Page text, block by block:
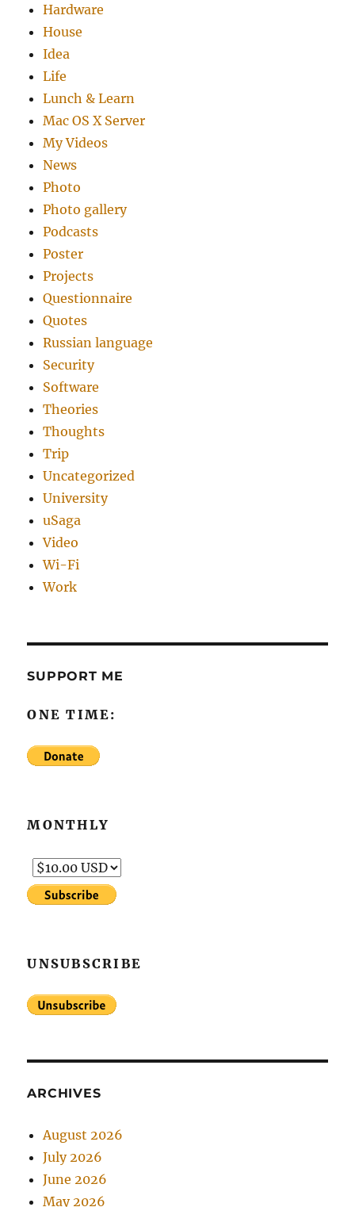
Hardware
House
Idea
Life
Lunch & Learn
Mac OS X Server
My Videos
News
Photo
Photo gallery
Podcasts
Poster
Projects
Questionnaire
Quotes
Russian language
Security
Software
Theories
Thoughts
Trip
Uncategorized
University
uSaga
Video
Wi-Fi
Work
SUPPORT ME
ONE TIME:
MONTHLY
UNSUBSCRIBE
ARCHIVES
August 2026
July 2026
June 2026
May 2026